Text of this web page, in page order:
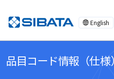
English
品目コード情報（仕様）